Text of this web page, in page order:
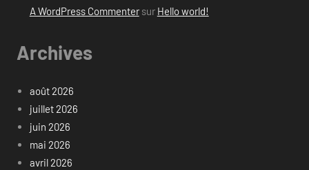
A WordPress Commentersur Hello world!
Archives
août 2026
juillet 2026
juin 2026
mai 2026
avril 2026